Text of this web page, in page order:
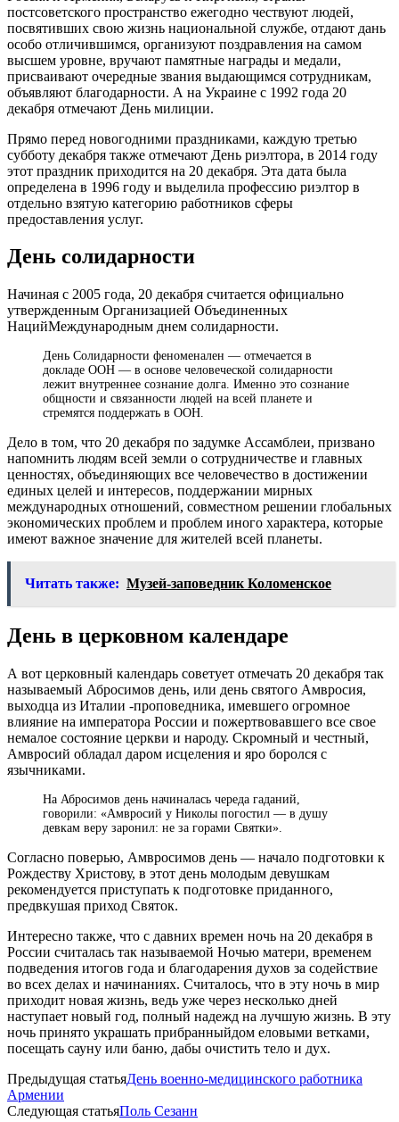
постсоветского пространство ежегодно чествуют людей,
посвятивших свою жизнь национальной службе, отдают дань
особо отличившимся, организуют поздравления на самом
высшем уровне, вручают памятные награды и медали,
присваивают очередные звания выдающимся сотрудникам,
объявляют благодарности. А на Украине с 1992 года 20
декабря отмечают День милиции.
Прямо перед новогодними праздниками, каждую третью
субботу декабря также отмечают День риэлтора, в 2014 году
этот праздник приходится на 20 декабря. Эта дата была
определена в 1996 году и выделила профессию риэлтор в
отдельно взятую категорию работников сферы
предоставления услуг.
День солидарности
Начиная с 2005 года, 20 декабря считается официально
утвержденным Организацией Объединенных
НацийМеждународным днем солидарности.
День Солидарности феноменален — отмечается в
докладе ООН — в основе человеческой солидарности
лежит внутреннее сознание долга. Именно это сознание
общности и связанности людей на всей планете и
стремятся поддержать в ООН.
Дело в том, что 20 декабря по задумке Ассамблеи, призвано
напомнить людям всей земли о сотрудничестве и главных
ценностях, объединяющих все человечество в достижении
единых целей и интересов, поддержании мирных
международных отношений, совместном решении глобальных
экономических проблем и проблем иного характера, которые
имеют важное значение для жителей всей планеты.
Читать также: Музей-заповедник Коломенское
День в церковном календаре
А вот церковный календарь советует отмечать 20 декабря так
называемый Абросимов день, или день святого Амвросия,
выходца из Италии -проповедника, имевшего огромное
влияние на императора России и пожертвовавшего все свое
немалое состояние церкви и народу. Скромный и честный,
Амвросий обладал даром исцеления и яро боролся с
язычниками.
На Абросимов день начиналась череда гаданий,
говорили: «Амвросий у Николы погостил — в душу
девкам веру заронил: не за горами Святки».
Согласно поверью, Амвросимов день — начало подготовки к
Рождеству Христову, в этот день молодым девушкам
рекомендуется приступать к подготовке приданного,
предвкушая приход Святок.
Интересно также, что с давних времен ночь на 20 декабря в
России считалась так называемой Ночью матери, временем
подведения итогов года и благодарения духов за содействие
во всех делах и начинаниях. Считалось, что в эту ночь в мир
приходит новая жизнь, ведь уже через несколько дней
наступает новый год, полный надежд на лучшую жизнь. В эту
ночь принято украшать прибранныйдом еловыми ветками,
посещать сауну или баню, дабы очистить тело и дух.
Предыдущая статьяДень военно-медицинского работника
Армении
Следующая статьяПоль Сезанн